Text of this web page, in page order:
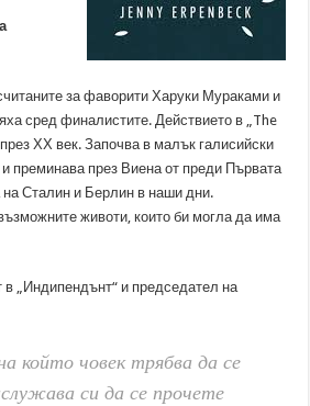
за фаворити Харуки Мураками и
сред финалистите. Действието в „The
ХХ век. Започва в малък галисийски
и преминава през Виена от преди Първата
Сталин и Берлин в наши дни.
животи, които би могла да има
„Индипендънт“ и председател на
който човек трябва да се
си да се прочете